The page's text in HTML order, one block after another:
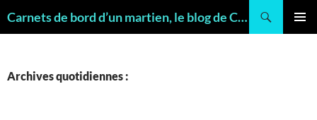
Carnets de bord d’un martien, le blog de Charles FRANKEL, géologue
Archives quotidiennes :